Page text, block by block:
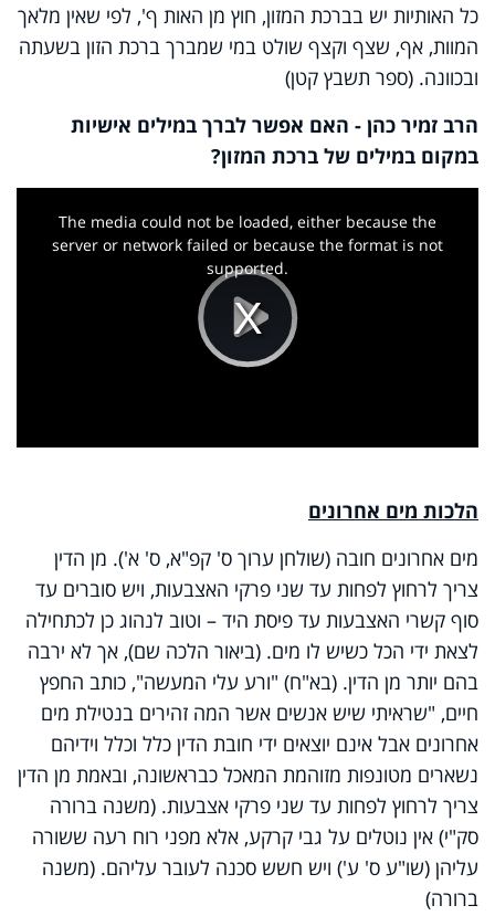
כל האותיות יש בברכת המזון, חוץ מן האות ף', לפי שאין מלאך
המוות, אף, שצף וקצף שולט במי שמברך ברכת הזון בשעתה
ובכוונה. (ספר תשבץ קטן)
הרב זמיר כהן - האם אפשר לברך במילים אישיות
במקום במילים של ברכת המזון?
Play
Video
The media could not be loaded, either because the
server or network failed or because the format is not
supported.
הלכות מים אחרונים
מים אחרונים חובה (שולחן ערוך ס' קפ"א, ס' א'). מן הדין
צריך לרחוץ לפחות עד שני פרקי האצבעות, ויש סוברים עד
סוף קשרי האצבעות עד פיסת היד – וטוב לנהוג כן לכתחילה
לצאת ידי הכל כשיש לו מים. (ביאור הלכה שם), אך לא ירבה
בהם יותר מן הדין. (בא"ח) "ורע עלי המעשה", כותב החפץ
חיים, "שראיתי שיש אנשים אשר המה זהירים בנטילת מים
אחרונים אבל אינם יוצאים ידי חובת הדין כלל וכלל וידיהם
נשארים מטונפות מזוהמת המאכל כבראשונה, ובאמת מן הדין
צריך לרחוץ לפחות עד שני פרקי אצבעות. (משנה ברורה
סק"י) אין נוטלים על גבי קרקע, אלא מפני רוח רעה ששורה
עליהן (שו"ע ס' ע') ויש חשש סכנה לעובר עליהם. (משנה
ברורה)